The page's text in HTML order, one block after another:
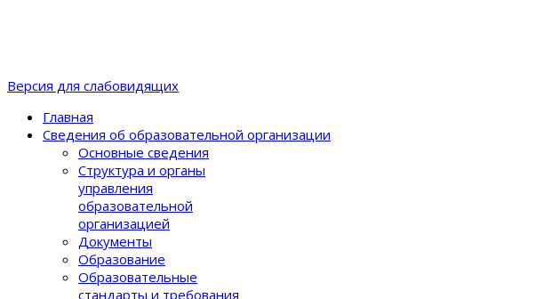
Версия для слабовидящих
Главная
Сведения об образовательной организации
Основные сведения
Структура и органы
управления
образовательной
организацией
Документы
Образование
Образовательные
стандарты и требования